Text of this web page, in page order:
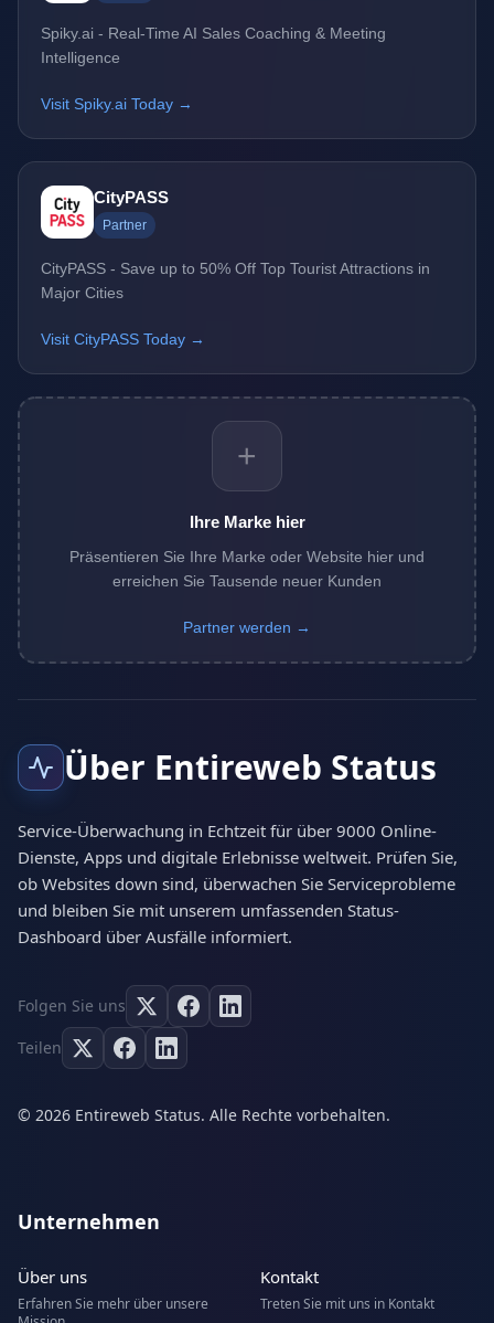
Spiky.ai - Real-Time AI Sales Coaching & Meeting
Intelligence
Visit Spiky.ai Today →
CityPASS
Partner
CityPASS - Save up to 50% Off Top Tourist Attractions in
Major Cities
Visit CityPASS Today →
+
Ihre Marke hier
Präsentieren Sie Ihre Marke oder Website hier und
erreichen Sie Tausende neuer Kunden
Partner werden →
Über Entireweb Status
Service-Überwachung in Echtzeit für über 9000 Online-
Dienste, Apps und digitale Erlebnisse weltweit. Prüfen Sie,
ob Websites down sind, überwachen Sie Serviceprobleme
und bleiben Sie mit unserem umfassenden Status-
Dashboard über Ausfälle informiert.
Folgen Sie uns
Teilen
© 2026 Entireweb Status. Alle Rechte vorbehalten.
Unternehmen
Über uns
Erfahren Sie mehr über unsere
Kontakt
Treten Sie mit uns in Kontakt